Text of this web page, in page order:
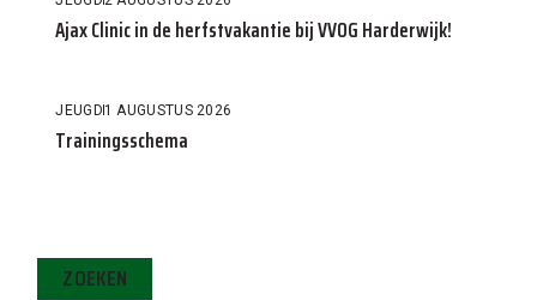
Ajax Clinic in de herfstvakantie bij VVOG Harderwijk!
JEUGD 1 AUGUSTUS 2026
Trainingsschema
ZOEKEN